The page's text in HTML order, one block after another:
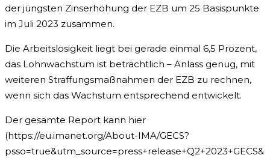
der jüngsten Zinserhöhung der EZB um 25 Basispunkte
im Juli 2023 zusammen.
Die Arbeitslosigkeit liegt bei gerade einmal 6,5 Prozent,
das Lohnwachstum ist beträchtlich – Anlass genug, mit
weiteren Straffungsmaßnahmen der EZB zu rechnen,
wenn sich das Wachstum entsprechend entwickelt.
Der gesamte Report kann hier
(https://eu.imanet.org/About-IMA/GECS?
psso=true&utm_source=press+release+Q2+2023+GECS&